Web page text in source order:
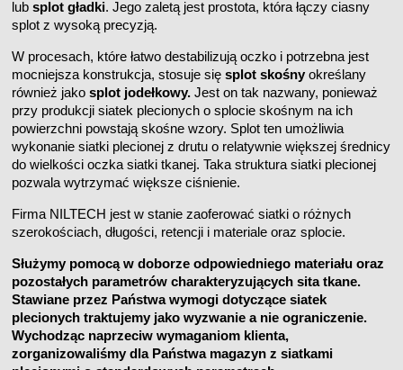
lub splot gładki. Jego zaletą jest prostota, która łączy ciasny
splot z wysoką precyzją.
W procesach, które łatwo destabilizują oczko i potrzebna jest
mocniejsza konstrukcja, stosuje sięsplot skośnyokreślany
również jako splot jodełkowy.Jest on tak nazwany, ponieważ
przy produkcji siatek plecionych o splocie skośnym na ich
powierzchni powstają skośne wzory. Splot ten umożliwia
wykonanie siatki plecionej z drutu o relatywnie większej średnicy
do wielkości oczka siatki tkanej. Taka struktura siatki plecionej
pozwala wytrzymać większe ciśnienie.
Firma NILTECH jest w stanie zaoferować siatki o różnych
szerokościach, długości, retencji i materiale oraz splocie.
Służymy pomocą w doborze odpowiedniego materiału oraz
pozostałych parametrów charakteryzujących sita tkane.
Stawiane przez Państwa wymogi dotyczące siatek
plecionych traktujemy jako wyzwanie a nie ograniczenie.
Wychodząc naprzeciw wymaganiom klienta,
zorganizowaliśmy dla Państwa magazyn z siatkami